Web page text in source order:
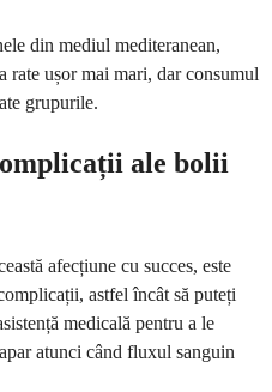
din mediul mediteranean,
ușor mai mari, dar consumul
grupurile.
ale bolii
afecțiune cu succes, este
astfel încât să puteți
medicală pentru a le
atunci când fluxul sanguin